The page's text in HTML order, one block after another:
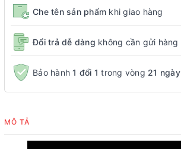
Che tên sản phẩm khi giao hàng
Đổi trả dễ dàng không cần gửi hàng
Bảo hành1 đổi 1 trong vòng 21 ngày
MÔ TẢ